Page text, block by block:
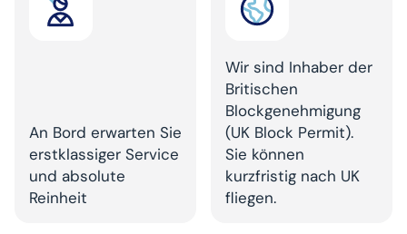
An Bord erwarten Sie
erstklassiger Service
und absolute
Reinheit
Wir sind Inhaber der
Britischen
Blockgenehmigung
(UK Block Permit).
Sie können
kurzfristig nach UK
fliegen.